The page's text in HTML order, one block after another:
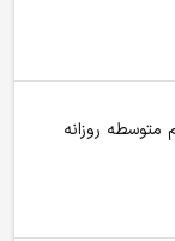
متوسطه روزانه